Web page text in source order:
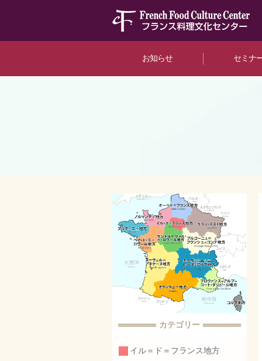
お知らせ セミナ
カテゴリー
イル＝ド＝フランス地方